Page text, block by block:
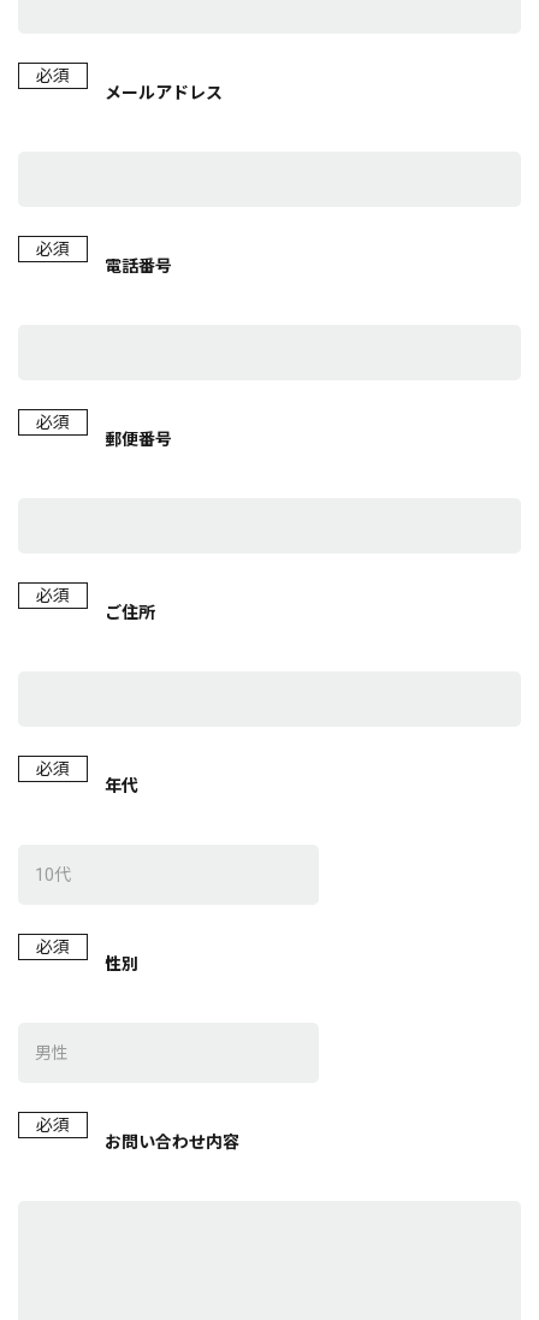
必須
メールアドレス
必須
電話番号
必須
郵便番号
必須
ご住所
必須
年代
必須
性別
必須
お問い合わせ内容